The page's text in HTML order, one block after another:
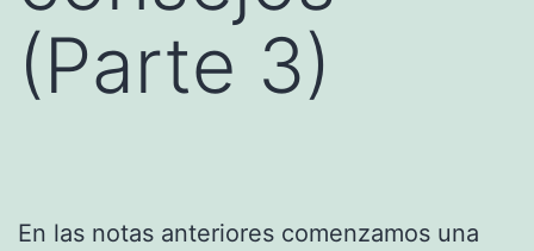
(Parte 3)
En las notas anteriores comenzamos una